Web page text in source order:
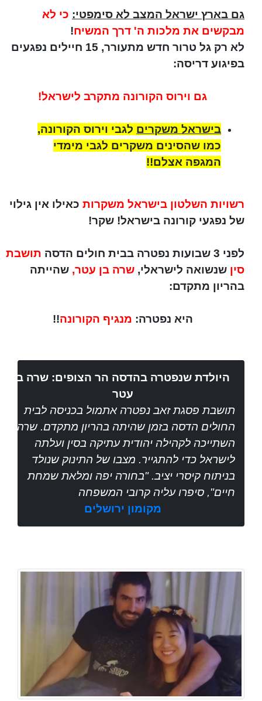
גם בארץ ישראל המצב לא סימפטי: כי לא
מבקשים את מלכות ה' דרך המשיח!
לא רק גל טרור חדש מתעורר, 15 חיילים נפגעים
בפיגוע דריסה:
גם וירוס הקורונה מתקרב לישראל!
בישראל משקרים לגבי וירוס הקורונה,
כמו שהסינים משקרים לגבי מימדי
המגפה אצלם!!
רשויות השלטון בישראל משקרות כאילו אין גילוי
של נפגעי קורונה בישראל! שקר!
לפני 3 שבועות נפטרה בבית חולים הדסה
תושבת
סין שנשואה לישראלי, שרה בן עטר, שהייתה
בהריון מתקדם:
היא נפטרה: מנגיף הקורונה!!
היולדת שנפטרה בהדסה הר הצופים: שרה בן
עטר
תושבת פסגת זאב נפטרה אתמול בכניסה לבית
החולים הדסה בזמן שהיתה בהריון מתקדם. שרה
השתייכה לקהילה יהודית עתיקה בסין ועלתה
לישראל כדי להתגייר. מצבו של התינוק שנולד
בניתוח קיסרי יציב. "בחורה יפה ומלאת שמחת
חיים", סיפרו עליה קרובי המשפחה
מקומון ירושלים